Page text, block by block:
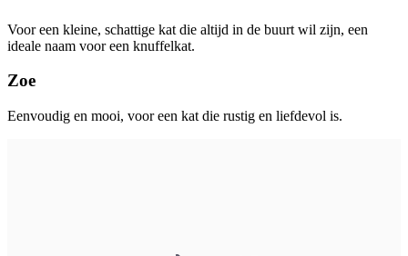
Voor een kleine, schattige kat die altijd in de buurt wil zijn, een
ideale naam voor een knuffelkat.
Zoe
Eenvoudig en mooi, voor een kat die rustig en liefdevol is.